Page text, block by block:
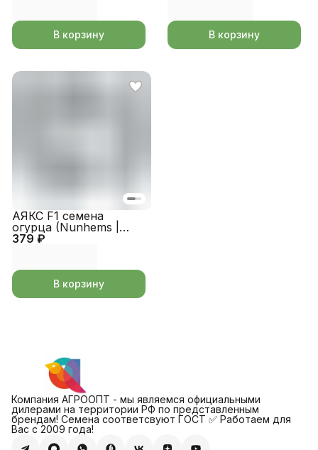
В корзину В корзину
379 ₽
АЯКС F1 семена
огурца (Nunhems |
Alexagro)
В корзину
Компания АГРООПТ - мы являемся официальными
дилерами на территории РФ по представленным
брендам! Семена соответсвуют ГОСТ ✅ Работаем для
Вас с 2009 года!